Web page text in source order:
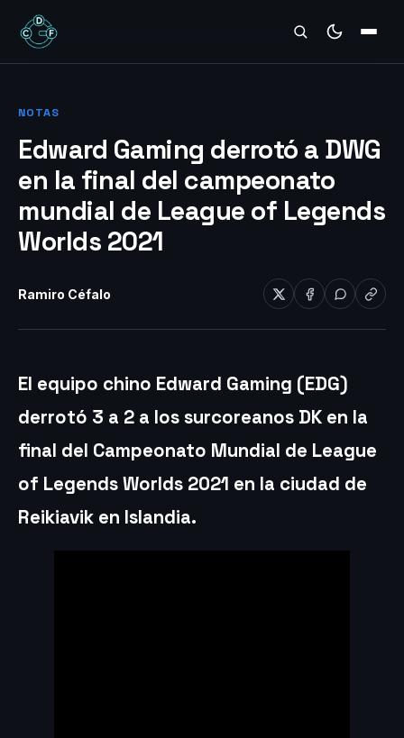
REVIEWS
NOTAS
Edward Gaming derrotó a DWG
en la final del campeonato
mundial de League of Legends
Worlds 2021
Ramiro Céfalo
El equipo chino Edward Gaming (EDG)
derrotó 3 a 2 a los surcoreanos DK en la
final del Campeonato Mundial de League
of Legends Worlds 2021 en la ciudad de
Reikiavik en Islandia.